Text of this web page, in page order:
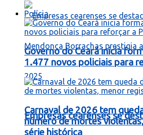
Empresas cearenses se
Polícia
Governo do Ceará inicia
1.477 novos policiais para
Carnaval de 2026 tem
número de mortes
série histórica